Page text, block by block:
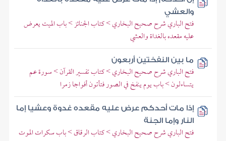
والعشي
فتح الباري شرح صحيح البخاري > كتاب الجنائز > باب الميت يعرض
عليه مقعده بالغداة والعشي
ما بين النفختين أربعون
فتح الباري شرح صحيح البخاري > كتاب تفسير القرآن > سورة عم
يتساءلون > باب يوم ينفخ في الصور فتأتون أفواجا زمرا
إذا مات أحدكم عرض عليه مقعده غدوة وعشيا إما
النار وإما الجنة
فتح الباري شرح صحيح البخاري > كتاب الرقاق > باب سكرات الموت